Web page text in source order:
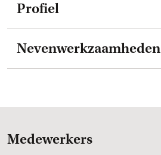
Profiel
Nevenwerkzaamheden
Medewerkers